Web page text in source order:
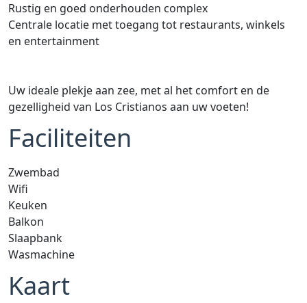
Rustig en goed onderhouden complex
Centrale locatie met toegang tot restaurants, winkels
en entertainment
Uw ideale plekje aan zee, met al het comfort en de
gezelligheid van Los Cristianos aan uw voeten!
Faciliteiten
Zwembad
Wifi
Keuken
Balkon
Slaapbank
Wasmachine
Kaart